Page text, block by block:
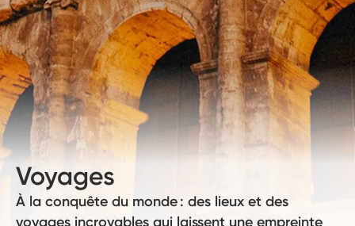
Voyages
À la conquête du monde : des lieux et des
voyages incroyables qui laissent une empreinte